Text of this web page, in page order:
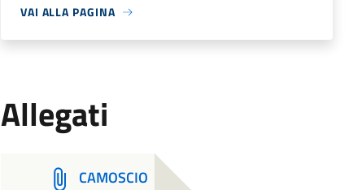
VAI ALLA PAGINA
Allegati
CAMOSCIO